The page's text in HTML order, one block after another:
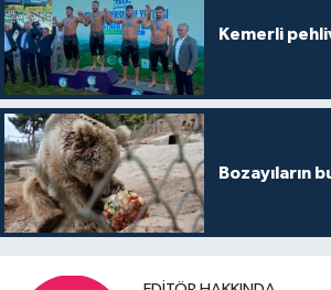
Kemerli
Bozayıların